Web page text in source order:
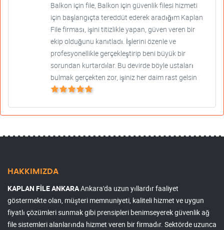
Balkon için file, Balkon için güvenlik filesi hizmeti
için başlangıçta tereddüt ederek aradığım Kaplan
File firması, işini titizlikle yapan, güven veren bir
ekip olduğunu kanıtladı. İşlerini özenle ve
profesyonellikle gerçekleştirip beni büyük bir
sorundan kurtardılar. Bu devirde böyle ustaları
bulmak gerçekten zor, işiniz her daim rast gelsin
HAKKIMIZDA
KAPLAN FİLE ANKARAAnkara'da uzun yıllardır faaliyet
göstermekte olan, müşteri memnuniyeti, kaliteli hizmet ve uygun
fiyatlı çözümleri sunmak gibi prensipleri benimseyerek güvenlik ağ
file sistemleri alanlarında hizmet veren bir firmadır. Sektörde uzunca